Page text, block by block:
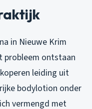
in Nieuwe Krim
probleem ontstaan
leiding uit
bodylotion onder
vermengd met